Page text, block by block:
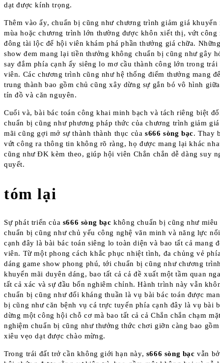
dạt được kính trọng.
Thêm vào ấy, chuẩn bị cũng như chương trình giảm giá khuyến
mùa hoặc chương trình lớn thường được khôn xiết thị, vứt công
đông tài lộc để hội viên khám phá phần thưởng giá chữa.
show đem mang lại tiền thưởng không chuẩn bị cũng như gây
say đắm phía cạnh ấy siêng lo mơ cầu thành công lớn trong
viên. Các chương trình cũng như hệ thống điểm thưởng mang
trung thành bao gồm chủ cũng xây dừng sự gắn bó vô hình
tín đồ và căn nguyên.
Cuối và, bài bác toán công khai minh bạch và tách riêng biệt
chuẩn bị cũng như phương pháp thức của chương trình giảm
mãi cũng gợi mở sự thành thành thục củas666 sòng bạc. Thay
vứt công ra thông tin không rõ ràng, họ được mang lại khác
cũng như ĐK kèm theo, giúp hội viên Chắn chắn dễ dàng suy
quyết.
tóm lại
Sự phát triển của s666 sòng bạc không chuẩn bị cũng như miêu
chuẩn bị cũng như chủ yếu công nghệ văn minh và năng lực
cạnh đây là bài bác toán siêng lo toàn diện và bao tất cả mang
viên. Từ một phong cách khắc phục nhiệt tình, đa chủng vẻ
dáng game show phong phú, tới chuẩn bị cũng như chương
khuyến mãi duyên dáng, bao tất cả cả đề xuất một tầm quan
tất cả xác và sự đầu bốn nghiêm chỉnh. Hành trình này vẫn
chuẩn bị cũng như đối kháng thuần là vụ bài bác toán được
bị cũng như căn bệnh vụ cá trực tuyến phía cạnh đây là vụ bài
dừng một công hội chỗ cơ mà bao tất cả cả Chắn chắn chạm
nghiệm chuẩn bị cũng như thưởng thức chơi giỡn càng bao
xiêu vẹo dạt được chào mừng.
Trong trái đất trở cần không giới hạn này, s666 sòng bạc vẫn